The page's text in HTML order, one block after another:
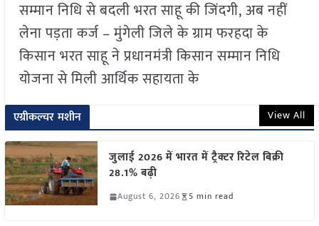
सम्मान निधि से बदली भरत साहू की जिंदगी, अब नहीं
लेना पड़ता कर्ज – मुंगेली जिले के ग्राम फरहदा के
किसान भरत साहू ने प्रधानमंत्री किसान सम्मान निधि
योजना से मिली आर्थिक सहायता के
एग्रीकल्चर मशीन View All
जुलाई 2026 में भारत में ट्रैक्टर रिटेल बिक्री
28.1% बढ़ी
August 6, 2026 5 min read